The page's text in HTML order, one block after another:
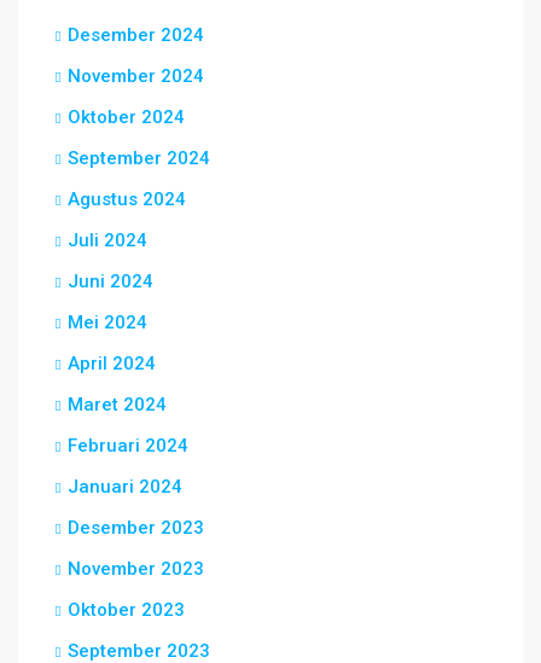
Desember 2024
November 2024
Oktober 2024
September 2024
Agustus 2024
Juli 2024
Juni 2024
Mei 2024
April 2024
Maret 2024
Februari 2024
Januari 2024
Desember 2023
November 2023
Oktober 2023
September 2023